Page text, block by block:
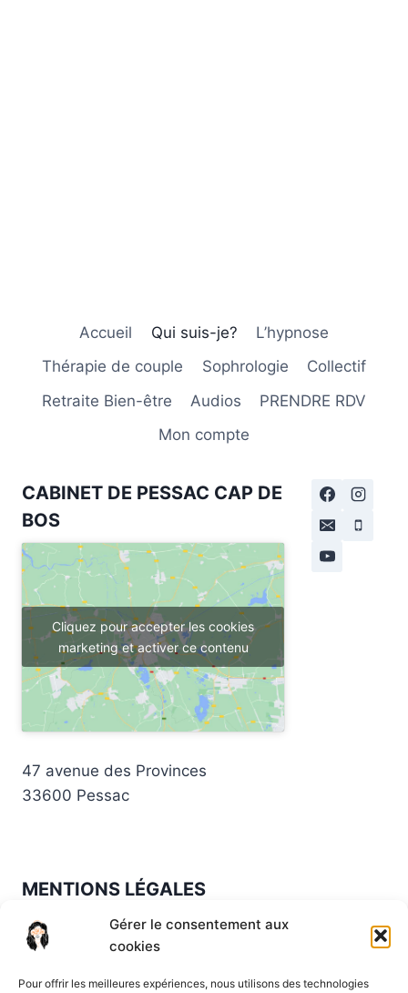
Gérer le consentement aux
cookies
Pour offrir les meilleures expériences, nous utilisons des technologies
Accueil Qui suis-je?
L’hypnose
Thérapie de couple
Sophrologie
Collectif
Retraite Bien-être
Audios
PRENDRE RDV
Mon compte
CABINET DE PESSAC CAP DE
BOS
Cliquez pour accepter les cookies
marketing et activer ce contenu
47 avenue des Provinces
33600 Pessac
MENTIONS LÉGALES
Mentions légales ·Politique de confidentialité
CGV